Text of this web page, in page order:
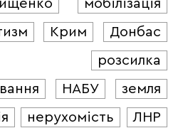
мобілізація
Крим
Донбас
розсилка
НАБУ
земля
нерухомість
ЛНР